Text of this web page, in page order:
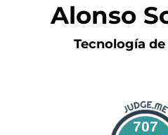
Alonso
Tecnología
707